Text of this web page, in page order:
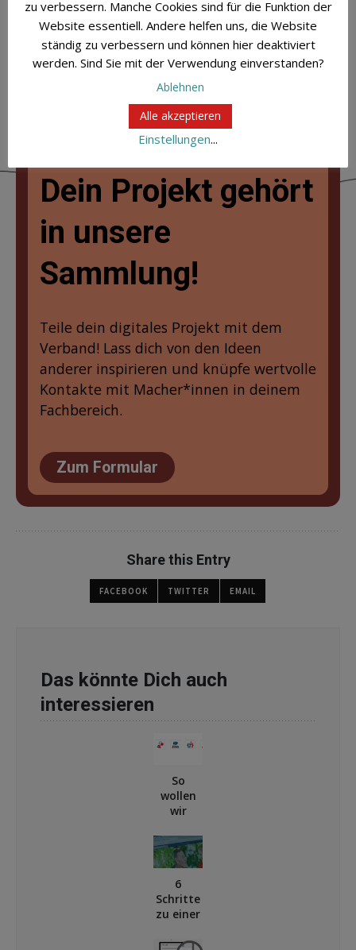
Dein Projekt gehört
in unsere
Sammlung!
Teile dein digitales Projekt mit dem
Verband! Lass dich von den Ideen
anderer inspirieren und knüpfe wertvolle
Kontakte mit Macher*innen in deinem
Fachbereich.
Zum Formular
Share this Entry
FACEBOOK TWITTER EMAIL
Das könnte Dich auch
interessieren
So
wollen
wir
kommu
nizieren
6
Schritte
zu einer
en
zu verbessern. Manche Cookies sind für die Funktion der
Website essentiell. Andere helfen uns, die Website
ständig zu verbessern und können hier deaktiviert
werden. Sind Sie mit der Verwendung einverstanden?
Ablehnen
Alle akzeptieren
Einstellungen...